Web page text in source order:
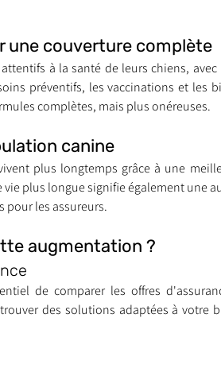
une couverture complète
à la santé de leurs chiens,
préventifs, les vaccinations et les
complètes, mais plus onéreuses.
canine
plus longtemps grâce à une
plus longue signifie également une
pour les assureurs.
augmentation ?
de comparer les offres
des solutions adaptées à votre